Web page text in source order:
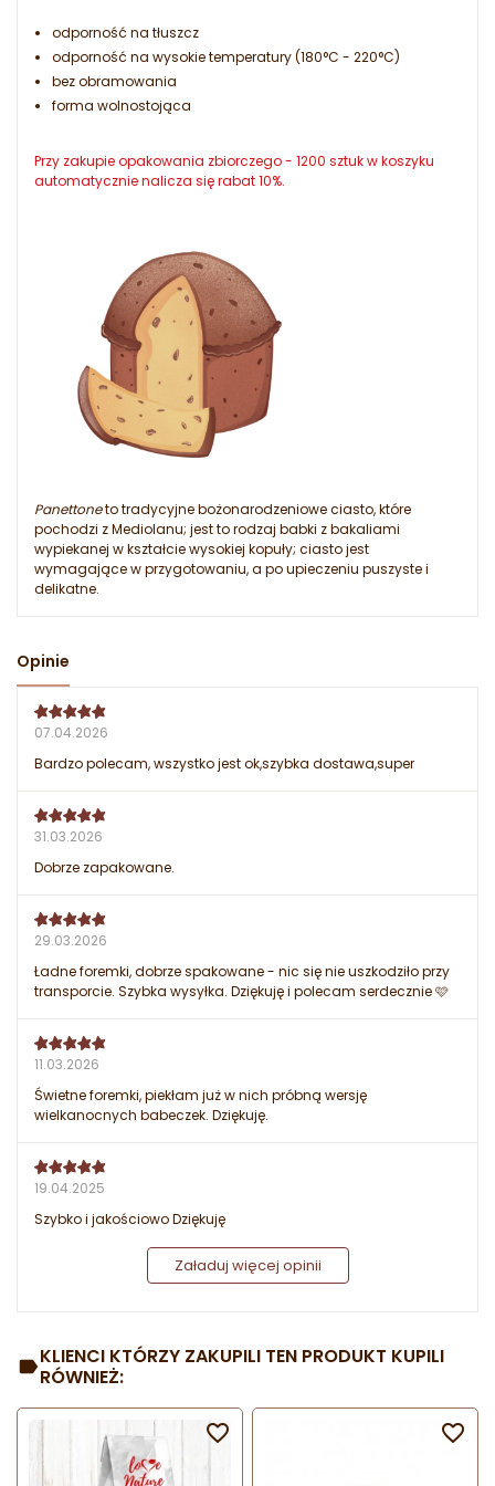
odporność na tłuszcz
odporność na wysokie temperatury (180°C - 220°C)
bez obramowania
forma wolnostojąca
Przy zakupie opakowania zbiorczego - 1200 sztuk w koszyku
automatycznie nalicza się rabat 10%.
Panettoneto tradycyjne bożonarodzeniowe ciasto, które
pochodzi z Mediolanu; jest to rodzaj babki z bakaliami
wypiekanej w kształcie wysokiej kopuły; ciasto jest
wymagające w przygotowaniu, a po upieczeniu puszyste i
delikatne.
Opinie
07.04.2026
Bardzo polecam, wszystko jest ok,szybka dostawa,super
31.03.2026
Dobrze zapakowane.
29.03.2026
Ładne foremki, dobrze spakowane - nic się nie uszkodziło przy
transporcie. Szybka wysyłka. Dziękuję i polecam serdecznie 🩷
11.03.2026
Świetne foremki, piekłam już w nich próbną wersję
wielkanocnych babeczek. Dziękuję.
19.04.2025
Szybko i jakościowo Dziękuję
Załaduj więcej opinii
KLIENCI KTÓRZY ZAKUPILI TEN PRODUKT KUPILI
RÓWNIEŻ:
 